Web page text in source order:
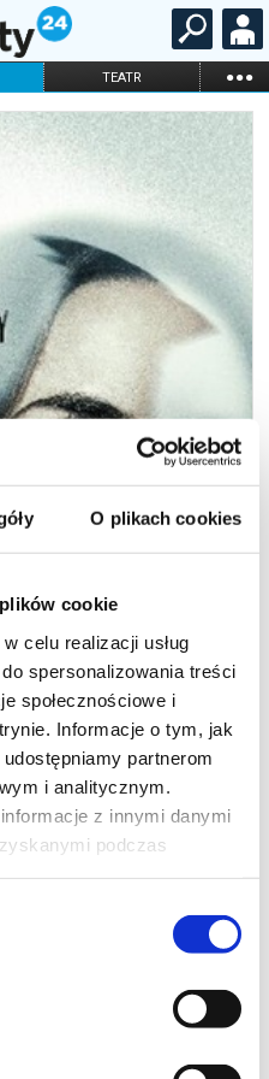
O plikach cookies
cookie
celu realizacji usług
, do spersonalizowania treści
społecznościowe i
Informacje o tym, jak
partnerom
i analitycznym.
z innymi danymi
podczas
TEATR ...
STAND-UP
KARNETY